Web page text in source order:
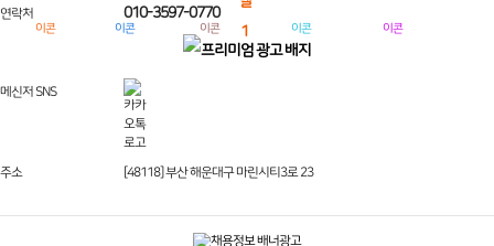
연락처
010-3597-0770
메신저 SNS
주소 [48118] 부산 해운대구 마린시티3로 23